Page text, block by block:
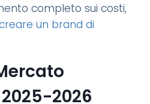
completo sui costi,
un brand di
2026